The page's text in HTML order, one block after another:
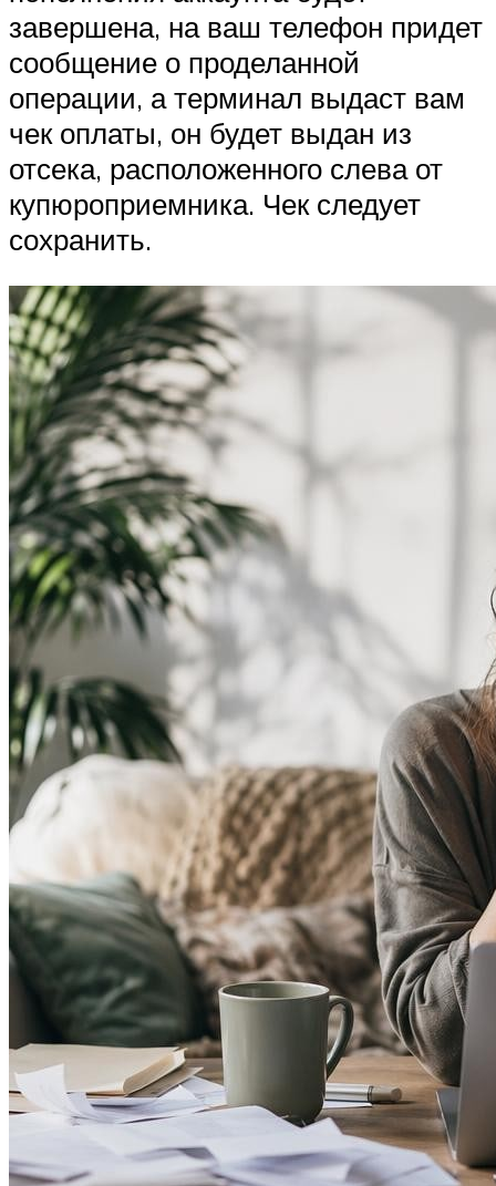
завершена, на ваш телефон придет
сообщение о проделанной
операции, а терминал выдаст вам
чек оплаты, он будет выдан из
отсека, расположенного слева от
купюроприемника. Чек следует
сохранить.